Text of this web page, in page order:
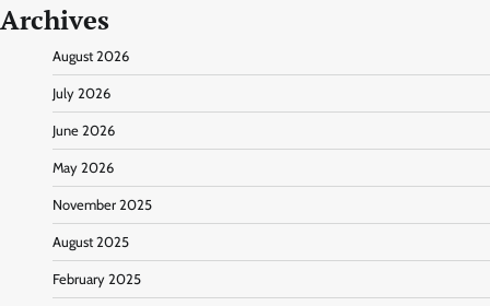
Archives
August 2026
July 2026
June 2026
May 2026
November 2025
August 2025
February 2025